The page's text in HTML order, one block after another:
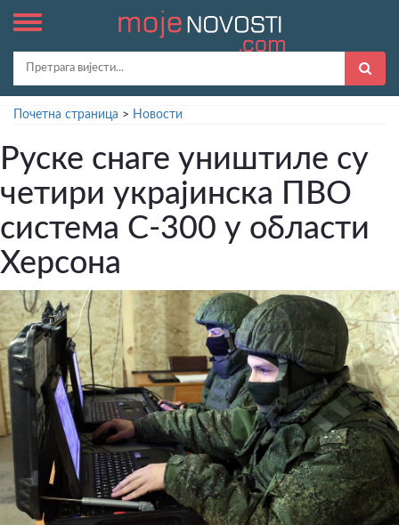
Почетна страница > Новости
Руске снаге уништиле су
четири украјинска ПВО
система С-300 у области
Херсона